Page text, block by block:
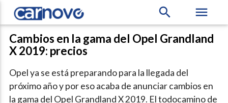
search menu
Cambios en la gama del Opel Grandland
X 2019: precios
Opel ya se está preparando para la llegada del
próximo año y por eso acaba de anunciar cambios en
la gama del Opel Grandland X 2019. El todocamino de